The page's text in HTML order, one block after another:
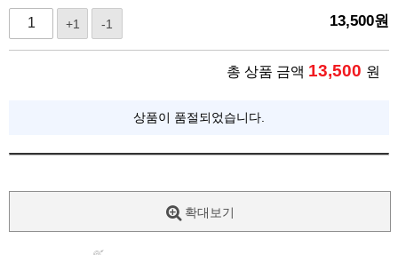
+1 -1 13,500원
총 상품 금액 13,500 원
상품이 품절되었습니다.
확대보기